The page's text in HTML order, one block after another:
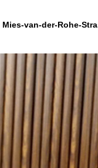
Mies-van-der-Rohe-